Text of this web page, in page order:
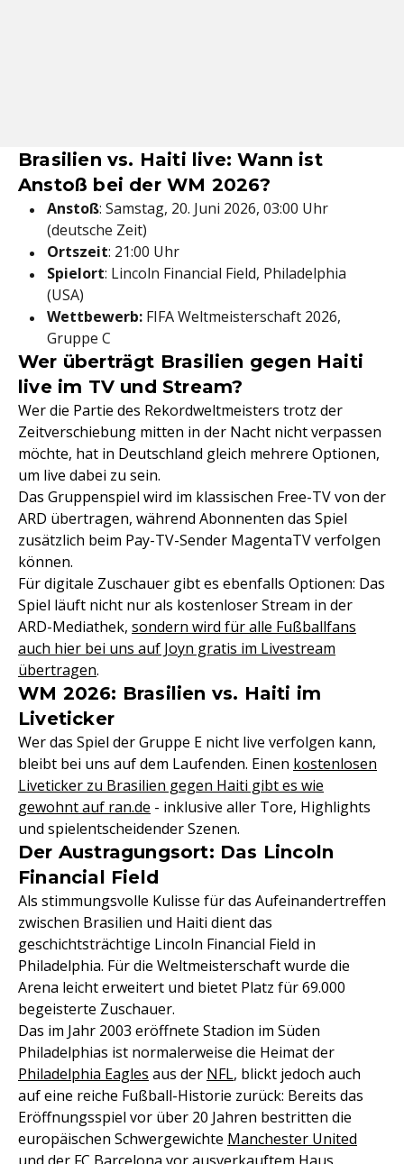
Brasilien vs. Haiti live: Wann ist
Anstoß bei der WM 2026?
Anstoß: Samstag, 20. Juni 2026, 03:00 Uhr
(deutsche Zeit)
Ortszeit: 21:00 Uhr
Spielort: Lincoln Financial Field, Philadelphia
(USA)
Wettbewerb: FIFA Weltmeisterschaft 2026,
Gruppe C
Wer überträgt Brasilien gegen Haiti
live im TV und Stream?
Wer die Partie des Rekordweltmeisters trotz der
Zeitverschiebung mitten in der Nacht nicht verpassen
möchte, hat in Deutschland gleich mehrere Optionen,
um live dabei zu sein.
Das Gruppenspiel wird im klassischen Free-TV von der
ARD übertragen, während Abonnenten das Spiel
zusätzlich beim Pay-TV-Sender MagentaTV verfolgen
können.
Für digitale Zuschauer gibt es ebenfalls Optionen: Das
Spiel läuft nicht nur als kostenloser Stream in der
ARD-Mediathek, sondern wird für alle Fußballfans
auch hier bei uns auf Joyn gratis im Livestream
übertragen.
WM 2026: Brasilien vs. Haiti im
Liveticker
Wer das Spiel der Gruppe E nicht live verfolgen kann,
bleibt bei uns auf dem Laufenden. Einen kostenlosen
Liveticker zu Brasilien gegen Haiti gibt es wie
gewohnt auf ran.de - inklusive aller Tore, Highlights
und spielentscheidender Szenen.
Der Austragungsort: Das Lincoln
Financial Field
Als stimmungsvolle Kulisse für das Aufeinandertreffen
zwischen Brasilien und Haiti dient das
geschichtsträchtige Lincoln Financial Field in
Philadelphia. Für die Weltmeisterschaft wurde die
Arena leicht erweitert und bietet Platz für 69.000
begeisterte Zuschauer.
Das im Jahr 2003 eröffnete Stadion im Süden
Philadelphias ist normalerweise die Heimat der
Philadelphia Eagles aus der NFL, blickt jedoch auch
auf eine reiche Fußball-Historie zurück: Bereits das
Eröffnungsspiel vor über 20 Jahren bestritten die
europäischen Schwergewichte Manchester United